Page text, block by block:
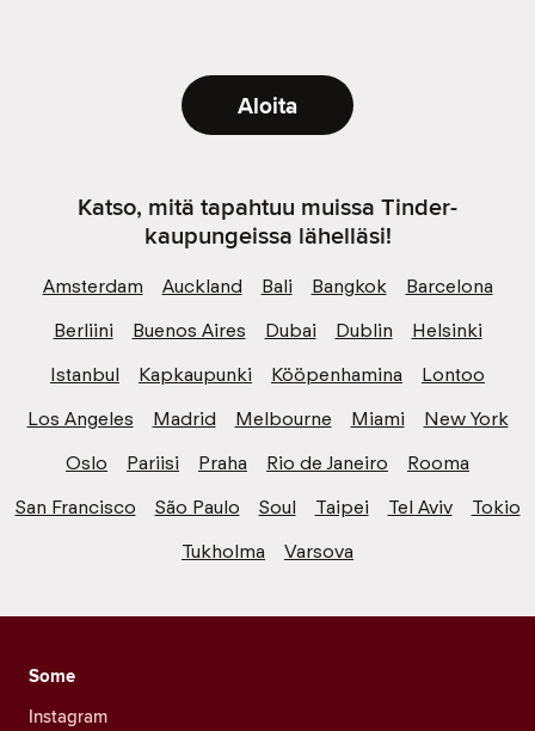
Aloita
Katso, mitä tapahtuu muissa Tinder-
kaupungeissa lähelläsi!
Amsterdam Auckland Bali Bangkok
Barcelona
Berliini
Buenos Aires Dubai Dublin
Helsinki
Istanbul
Kapkaupunki Kööpenhamina
Lontoo
Los Angeles
Madrid Melbourne Miami
New York
Oslo
Pariisi Praha Rio de Janeiro
Rooma
San Francisco
São Paulo Soul Taipei Tel Aviv
Tokio
Tukholma
Varsova
Some
Instagram